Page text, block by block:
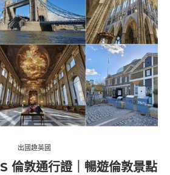
出國趣英國
倫敦通行證｜暢遊倫敦景點